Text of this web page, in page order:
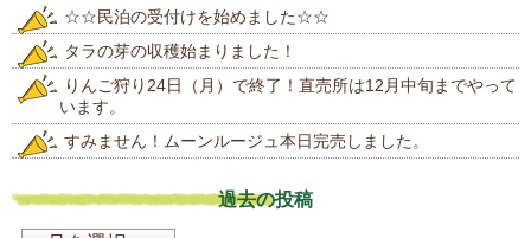
☆☆民泊の受付けを始めました☆☆
タラの芽の収穫始まりました！
りんご狩り24日（月）で終了！直売所は12月中旬までやって
います。
すみません！ムーンルージュ本日完売しました。
過去の投稿